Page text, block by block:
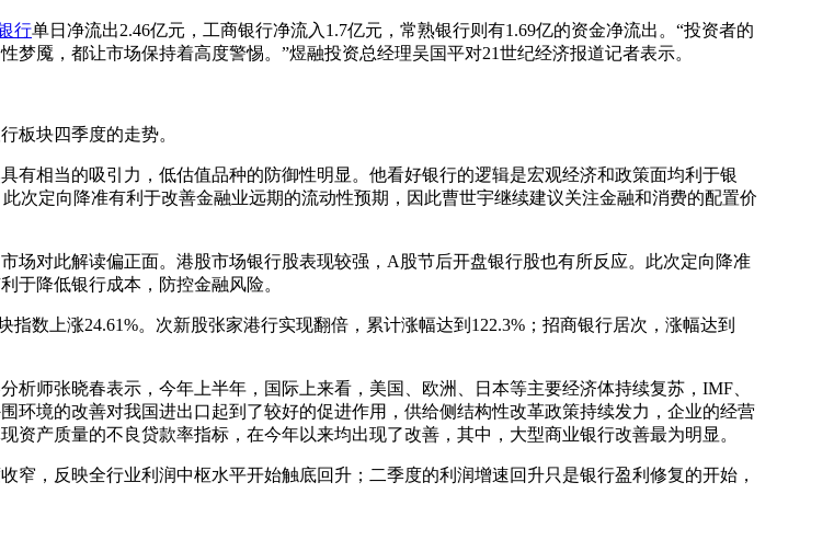
行单日净流出2.46亿元，工商银行净流入1.7亿元，常熟银行则有1.69亿的资金净流出。“投资者的
魇，都让市场保持着高度警惕。”煜融投资总经理吴国平对21世纪经济报道记者表示。
块四季度的走势。
相当的吸引力，低估值品种的防御性明显。他看好银行的逻辑是宏观经济和政策面均利于银
次定向降准有利于改善金融业远期的流动性预期，因此曹世宇继续建议关注金融和消费的配置价
对此解读偏正面。港股市场银行股表现较强，A股节后开盘银行股也有所反应。此次定向降准
于降低银行成本，防控金融风险。
上涨24.61%。次新股张家港行实现翻倍，累计涨幅达到122.3%；招商银行居次，涨幅达到
张晓春表示，今年上半年，国际上来看，美国、欧洲、日本等主要经济体持续复苏，IMF、
境的改善对我国进出口起到了较好的促进作用，供给侧结构性改革政策持续发力，企业的经营
产质量的不良贷款率指标，在今年以来均出现了改善，其中，大型商业银行改善最为明显。
，反映全行业利润中枢水平开始触底回升；二季度的利润增速回升只是银行盈利修复的开始，